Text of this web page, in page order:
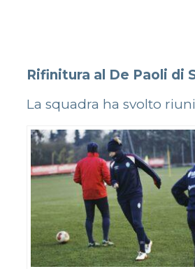
Rifinitura al De Paoli di
La squadra ha svolto